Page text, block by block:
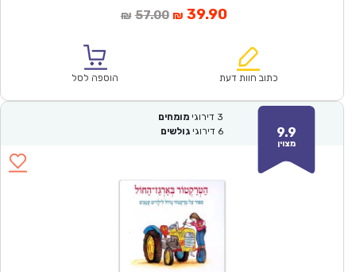
₪ 57.00המחיר
₪57.00.
₪ 39.90המחיר
הוא:
כתוב חוות דעת הוספה לסל
9.9
מצוין
3 דירוגי מומחים
6 דירוגי גולשים